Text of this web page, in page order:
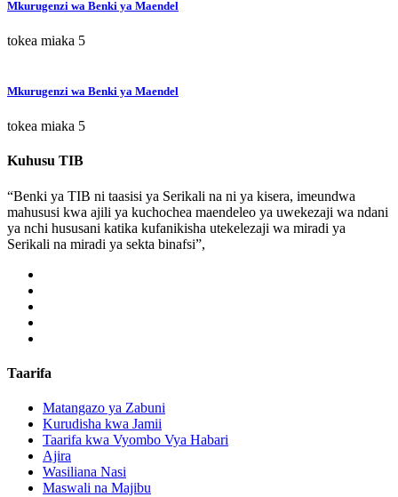
Mkurugenzi wa Benki ya Maendel
tokea miaka 5
Mkurugenzi wa Benki ya Maendel
tokea miaka 5
Kuhusu TIB
“Benki ya TIB ni taasisi ya Serikali na ni ya kisera, imeundwa
mahususi kwa ajili ya kuchochea maendeleo ya uwekezaji wa ndani
ya nchi hususani katika kufanikisha utekelezaji wa miradi ya
Serikali na miradi ya sekta binafsi”,
Taarifa
Matangazo ya Zabuni
Kurudisha kwa Jamii
Taarifa kwa Vyombo Vya Habari
Ajira
Wasiliana Nasi
Maswali na Majibu